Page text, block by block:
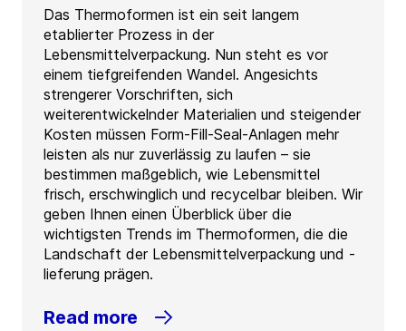
Das Thermoformen ist ein seit langem
etablierter Prozess in der
Lebensmittelverpackung. Nun steht es vor
einem tiefgreifenden Wandel. Angesichts
strengerer Vorschriften, sich
weiterentwickelnder Materialien und steigender
Kosten müssen Form-Fill-Seal-Anlagen mehr
leisten als nur zuverlässig zu laufen – sie
bestimmen maßgeblich, wie Lebensmittel
frisch, erschwinglich und recycelbar bleiben. Wir
geben Ihnen einen Überblick über die
wichtigsten Trends im Thermoformen, die die
Landschaft der Lebensmittelverpackung und -
lieferung prägen.
Read more